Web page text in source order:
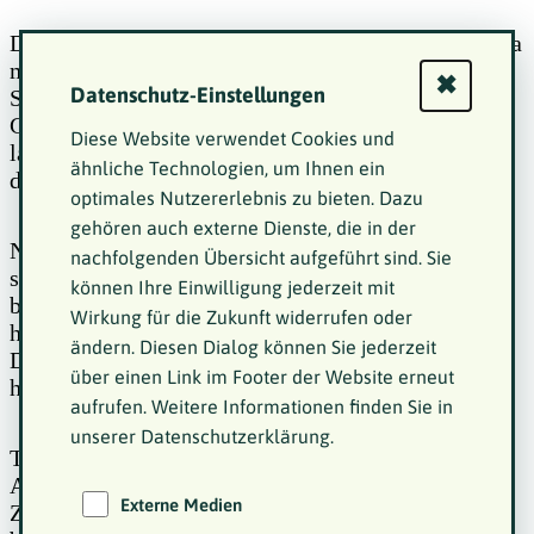
Diese Entscheidung fiel mir zunächst nicht leicht, da
meine bisherigen beruflichen Schritte auch ohne
Schwerbehindertenausweis möglich gewesen waren.
Gleichzeitig wuchs mein Wunsch nach einer
langfristigen beruflichen Perspektive, sodass ich
diesen Schritt schließlich ging.
Nachdem ich meinen neuen Status als
schwerbehinderter Mensch meinem langjährigen
beruflichen Ansprechpartner (Zeitarbeit) mitgeteilt
hatte, erhielt ich eine ablehnende Rückmeldung.
Diese Reaktion traf mich persönlich sehr und
hinterließ ein Gefühl der beruflichen Ausgrenzung.
Trotz dieses Rückschlags fand ich erneut eine
Anstellung – diesmal ohne Unterstützung einer
Zeitarbeitsfirma, allerdings wiederum mit einem
Datenschutz-Einstellungen
Diese Website verwendet Cookies und
ähnliche Technologien, um Ihnen ein
optimales Nutzererlebnis zu bieten. Dazu
gehören auch externe Dienste, die in der
nachfolgenden Übersicht aufgeführt sind. Sie
können Ihre Einwilligung jederzeit mit
Wirkung für die Zukunft widerrufen oder
ändern. Diesen Dialog können Sie jederzeit
über einen Link im Footer der Website erneut
aufrufen. Weitere Informationen finden Sie in
unserer Datenschutzerklärung.
Externe Medien
✖